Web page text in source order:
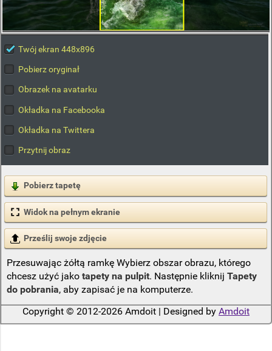
Twój ekran 448x896
Pobierz oryginał
Obrazek na avatarku
Okładka na Facebooka
Okładka na Twittera
Przytnij obraz
Pobierz tapetę
Widok na pełnym ekranie
Prześlij swoje zdjęcie
Przesuwając żółtą ramkę Wybierz obszar obrazu, którego
chcesz użyć jako tapety na pulpit. Następnie kliknij Tapety
do pobrania, aby zapisać je na komputerze.
Copyright © 2012-2026 Amdoit | Designed by Amdoit